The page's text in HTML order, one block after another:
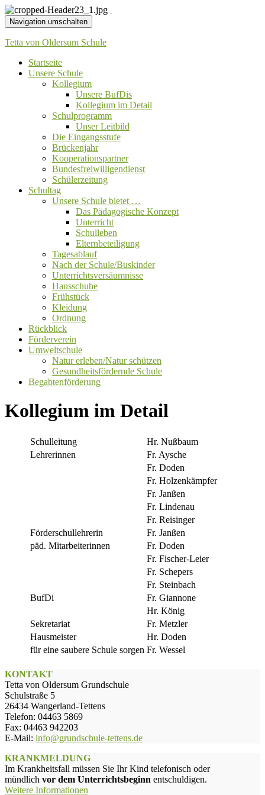
Navigation umschalten
Tetta von Oldersum Schule
Startseite
Unsere Schule
Kollegium
Unsere BufDis
Kollegium im Detail
Schulprogramm
Unser Leitbild
Die Eingangsstufe
Brückenjahr
Kooperationspartner
Bundesfreiwilligendienst
Schülerzeitung
Schultag
Unsere Schule bietet …
Das Pädagogische Konzept
Unterricht
Schulleben
Elternbeteiligung
Tagesablauf
Nach der Schule/Buskinder
Unterrichtsversäumnisse
Hausschuhe
Frühstück
Kleidung
Ordnung
Rückblick
Förderverein
Umweltschule
Natur erleben/Natur schützen
Gesundheitsfördernde Schule
Begabtenförderung
Kollegium im Detail
Schulleitung
Hr. Nußbaum
Lehrerinnen
Fr. Aysche
Fr. Doden
Fr. Holzenkämpfer
Fr. Janßen
Fr. Lindenau
Fr. Reisinger
Förderschullehrerin
Fr. Janßen
päd. Mitarbeiterinnen
Fr. Doden
Fr. Fischer-Leier
Fr. Schepers
Fr. Steinbach
BufDi
Fr. Giannone
Hr. König
Sekretariat
Fr. Metzler
Hausmeister
Hr. Doden
für eine saubere Schule sorgen Fr. Wessel
KONTAKT
Tetta von Oldersum Grundschule
Schulstraße 5
26434 Wangerland-Tettens
Telefon: 04463 5869
Fax: 04463 942203
E-Mail: info@grundschule-tettens.de
KRANKMELDUNG
Im Krankheitsfall müssen Sie Ihr Kind telefonisch oder
mündlich vor dem Unterrichtsbeginn entschuldigen.
Weitere Informationen